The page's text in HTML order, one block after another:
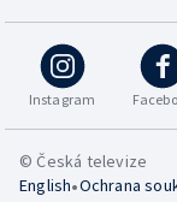
Instagram
© Česká televize
English•Ochrana